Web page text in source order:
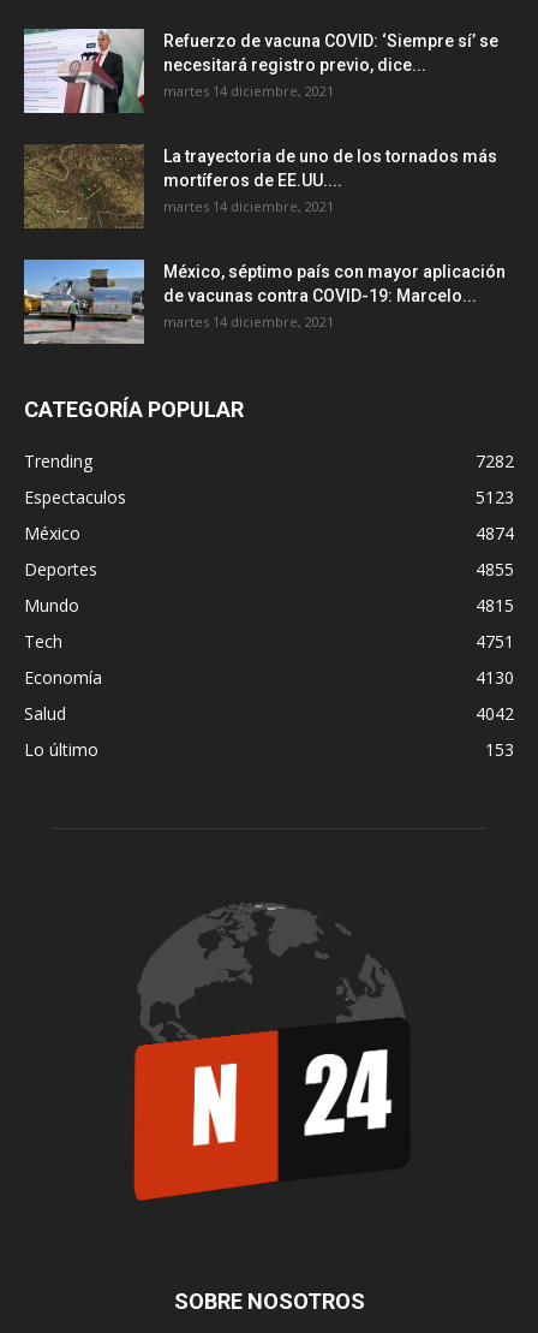
Refuerzo de vacuna COVID: ‘Siempre sí’ se
necesitará registro previo, dice...
martes 14 diciembre, 2021
La trayectoria de uno de los tornados más
mortíferos de EE.UU....
martes 14 diciembre, 2021
México, séptimo país con mayor aplicación
de vacunas contra COVID-19: Marcelo...
martes 14 diciembre, 2021
CATEGORÍA POPULAR
Trending
7282
Espectaculos
5123
México
4874
Deportes
4855
Mundo
4815
Tech
4751
Economía
4130
Salud
4042
Lo último
153
SOBRE NOSOTROS